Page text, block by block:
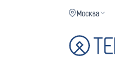
Москва